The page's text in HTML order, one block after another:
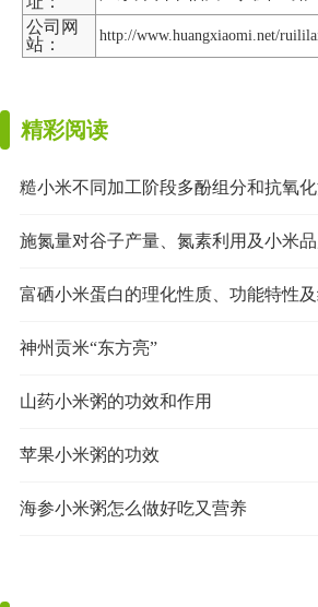
公司网
站：
http://www.huangxiaomi.net/
精彩阅读
糙小米不同加工阶段多酚组分和抗氧
施氮量对谷子产量、氮素利用及小米
富硒小米蛋白的理化性质、功能特性
神州贡米“东方亮”
山药小米粥的功效和作用
苹果小米粥的功效
海参小米粥怎么做好吃又营养